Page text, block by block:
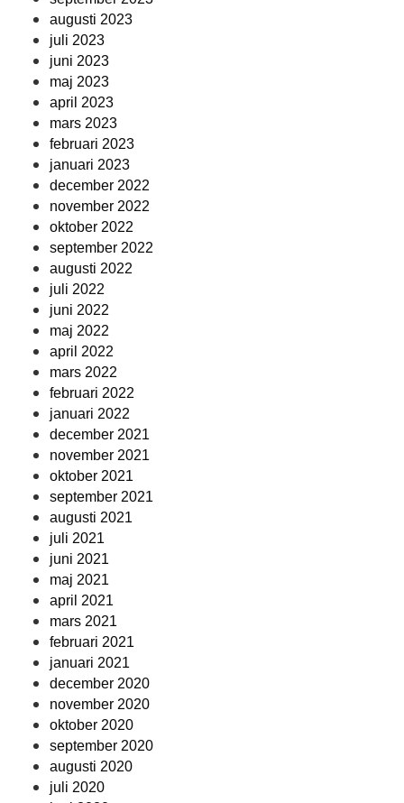
augusti 2023
juli 2023
juni 2023
maj 2023
april 2023
mars 2023
februari 2023
januari 2023
december 2022
november 2022
oktober 2022
september 2022
augusti 2022
juli 2022
juni 2022
maj 2022
april 2022
mars 2022
februari 2022
januari 2022
december 2021
november 2021
oktober 2021
september 2021
augusti 2021
juli 2021
juni 2021
maj 2021
april 2021
mars 2021
februari 2021
januari 2021
december 2020
november 2020
oktober 2020
september 2020
augusti 2020
juli 2020